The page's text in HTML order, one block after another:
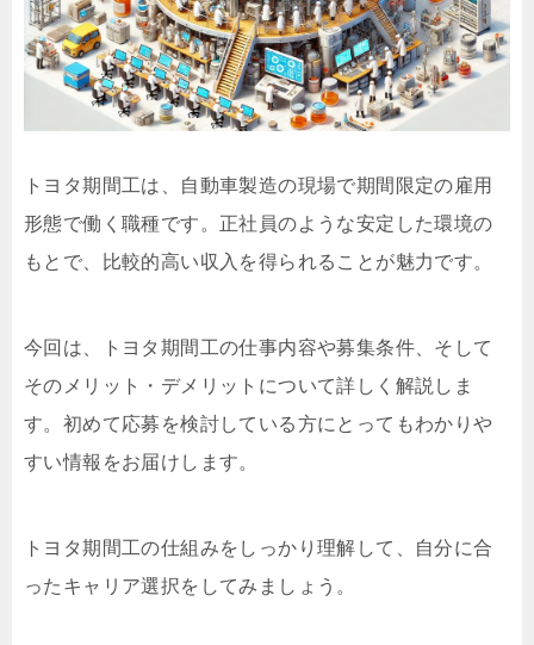
トヨタ期間工は、自動車製造の現場で期間限定の雇用
形態で働く職種です。正社員のような安定した環境の
もとで、比較的高い収入を得られることが魅力です。
今回は、トヨタ期間工の仕事内容や募集条件、そして
そのメリット・デメリットについて詳しく解説しま
す。初めて応募を検討している方にとってもわかりや
すい情報をお届けします。
トヨタ期間工の仕組みをしっかり理解して、自分に合
ったキャリア選択をしてみましょう。